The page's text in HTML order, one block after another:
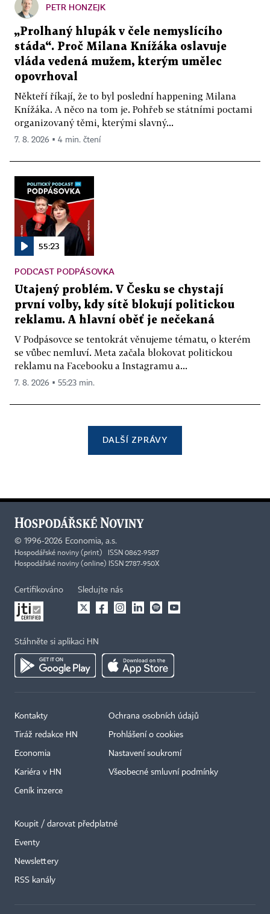
PETR HONZEJK
„Prolhaný hlupák v čele nemyslícího
stáda“. Proč Milana Knížáka oslavuje
vláda vedená mužem, kterým umělec
opovrhoval
Někteří říkají, že to byl poslední happening Milana
Knížáka. A něco na tom je. Pohřeb se státními poctami
organizovaný těmi, kterými slavný...
7. 8. 2026 ▪ 4 min. čtení
55:23
PODCAST PODPÁSOVKA
Utajený problém. V Česku se chystají
první volby, kdy sítě blokují politickou
reklamu. A hlavní oběť je nečekaná
V Podpásovce se tentokrát věnujeme tématu, o kterém
se vůbec nemluví. Meta začala blokovat politickou
reklamu na Facebooku a Instagramu a...
7. 8. 2026 ▪ 55:23 min.
DALŠÍ ZPRÁVY
© 1996-2026 Economia, a.s.
Hospodářské noviny (print) ISSN 0862-9587
Hospodářské noviny (online) ISSN 2787-950X
Certifikováno Sledujte nás
Stáhněte si aplikaci HN
Kontakty
Tiráž redakce HN
Economia
Kariéra v HN
Ceník inzerce
Ochrana osobních údajů
Prohlášení o cookies
Nastavení soukromí
Všeobecné smluvní podmínky
Koupit / darovat předplatné
Eventy
Newslettery
RSS kanály